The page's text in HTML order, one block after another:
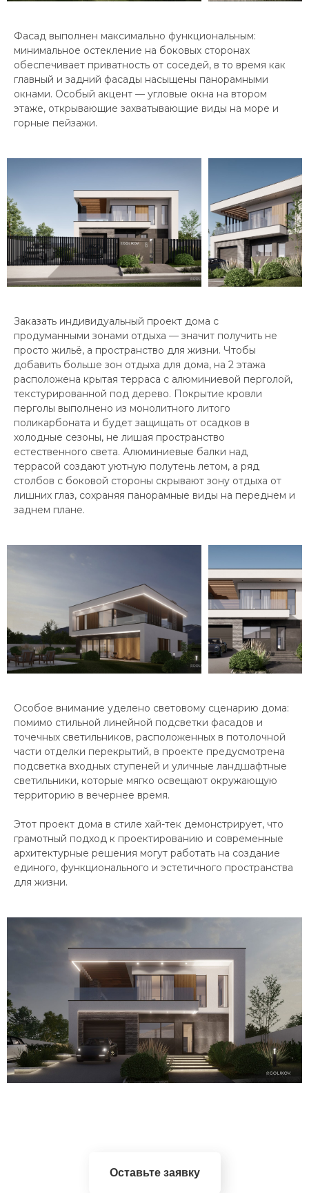
Фасад выполнен максимально функциональным:
минимальное остекление на боковых сторонах
обеспечивает приватность от соседей, в то время как
главный и задний фасады насыщены панорамными
окнами. Особый акцент — угловые окна на втором
этаже, открывающие захватывающие виды на море и
горные пейзажи.
Заказать индивидуальный проект дома с
продуманными зонами отдыха — значит получить не
просто жильё, а пространство для жизни. Чтобы
добавить больше зон отдыха для дома, на 2 этажа
расположена крытая терраса с алюминиевой перголой,
текстурированной под дерево. Покрытие кровли
перголы выполнено из монолитного литого
поликарбоната и будет защищать от осадков в
холодные сезоны, не лишая пространство
естественного света. Алюминиевые балки над
террасой создают уютную полутень летом, а ряд
столбов с боковой стороны скрывают зону отдыха от
лишних глаз, сохраняя панорамные виды на переднем и
заднем плане.
Особое внимание уделено световому сценарию дома:
помимо стильной линейной подсветки фасадов и
точечных светильников, расположенных в потолочной
части отделки перекрытий, в проекте предусмотрена
подсветка входных ступеней и уличные ландшафтные
светильники, которые мягко освещают окружающую
территорию в вечернее время.
Этот проект дома в стиле хай-тек демонстрирует, что
грамотный подход к проектированию и современные
архитектурные решения могут работать на создание
единого, функционального и эстетичного пространства
для жизни.
Оставьте заявку